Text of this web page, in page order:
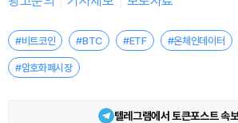
#비트코인 #BTC #ETF #온체인데이터
#암호화폐시장
텔레그램에서 토큰포스트 속